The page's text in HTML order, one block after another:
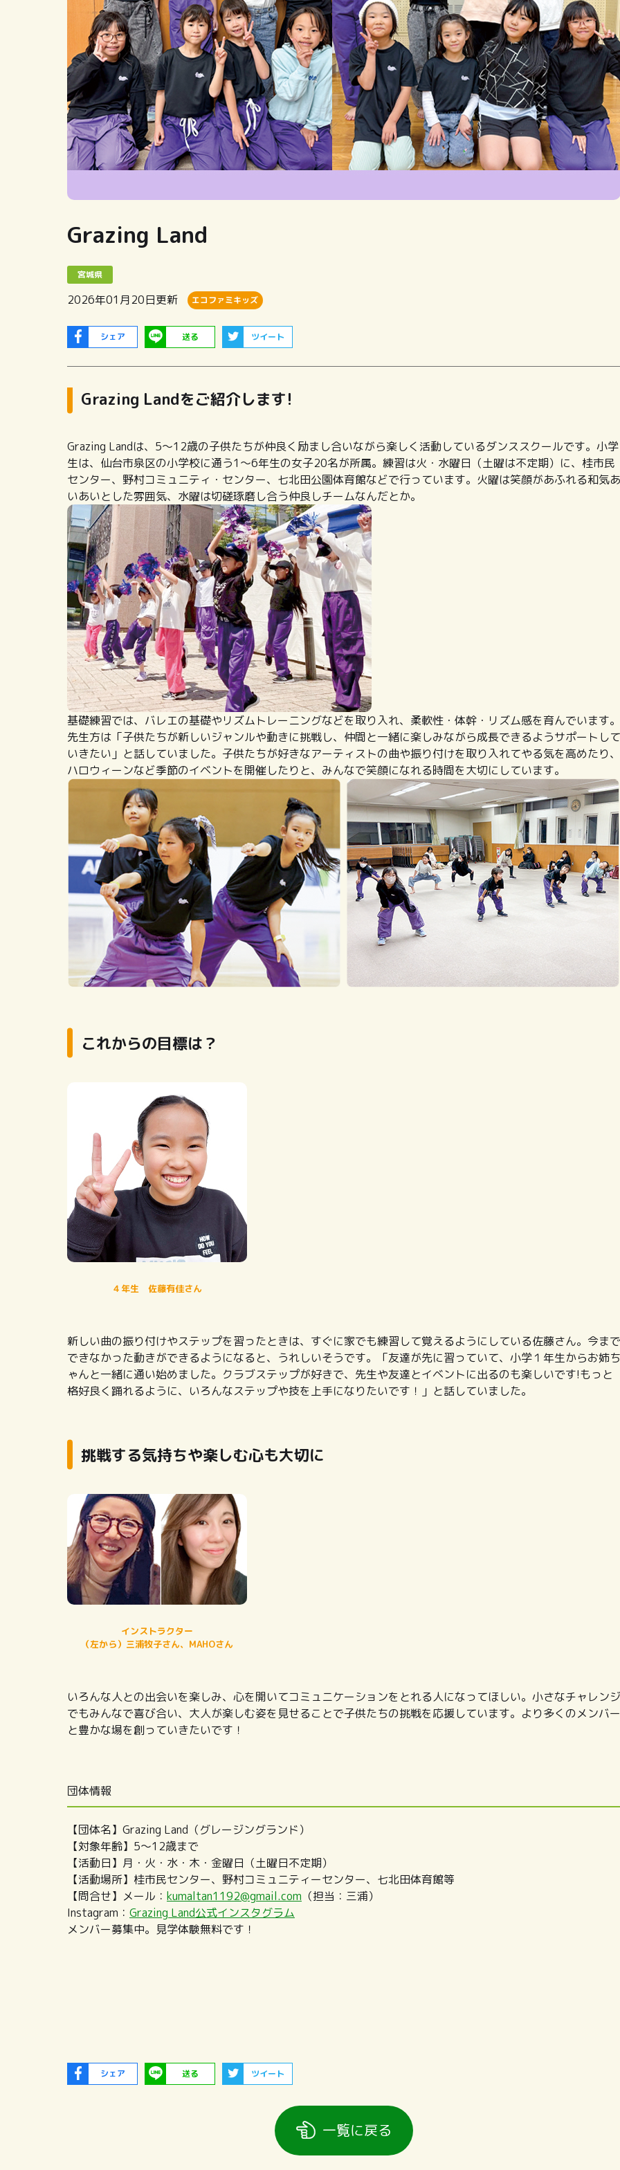
Grazing Land
宮城県
2026年01月20日更新 エコファミキッズ
シェア 送る ツイート
Grazing Landをご紹介します!
Grazing Landは、5～12歳の子供たちが仲良く励まし合いながら楽しく活動しているダンススクールです。小学
生は、仙台市泉区の小学校に通う1～6年生の女子20名が所属。練習は火・水曜日（土曜は不定期）に、桂市民
センター、野村コミュニティ・センター、七北田公園体育館などで行っています。火曜は笑顔があふれる和気あ
いあいとした雰囲気、水曜は切磋琢磨し合う仲良しチームなんだとか。
基礎練習では、バレエの基礎やリズムトレーニングなどを取り入れ、柔軟性・体幹・リズム感を育んでいます。
先生方は「子供たちが新しいジャンルや動きに挑戦し、仲間と一緒に楽しみながら成長できるようサポートして
いきたい」と話していました。子供たちが好きなアーティストの曲や振り付けを取り入れてやる気を高めたり、
ハロウィーンなど季節のイベントを開催したりと、みんなで笑顔になれる時間を大切にしています。
これからの目標は？
４年生 佐藤有佳さん
新しい曲の振り付けやステップを習ったときは、すぐに家でも練習して覚えるようにしている佐藤さん。今まで
できなかった動きができるようになると、うれしいそうです。「友達が先に習っていて、小学１年生からお姉ち
ゃんと一緒に通い始めました。クラブステップが好きで、先生や友達とイベントに出るのも楽しいです!もっと
格好良く踊れるように、いろんなステップや技を上手になりたいです！」と話していました。
挑戦する気持ちや楽しむ心も大切に
インストラクター
（左から）三浦牧子さん、MAHOさん
いろんな人との出会いを楽しみ、心を開いてコミュニケーションをとれる人になってほしい。小さなチャレンジ
でもみんなで喜び合い、大人が楽しむ姿を見せることで子供たちの挑戦を応援しています。より多くのメンバー
と豊かな場を創っていきたいです！
団体情報
【団体名】Grazing Land（グレージングランド）
【対象年齢】5～12歳まで
【活動日】月・火・水・木・金曜日（土曜日不定期）
【活動場所】桂市民センター、野村コミュニティーセンター、七北田体育館等
【問合せ】メール： kumaltan1192@gmail.com （担当：三浦）
Instagram： Grazing Land公式インスタグラム
メンバー募集中。見学体験無料です！
シェア 送る ツイート
一覧に戻る